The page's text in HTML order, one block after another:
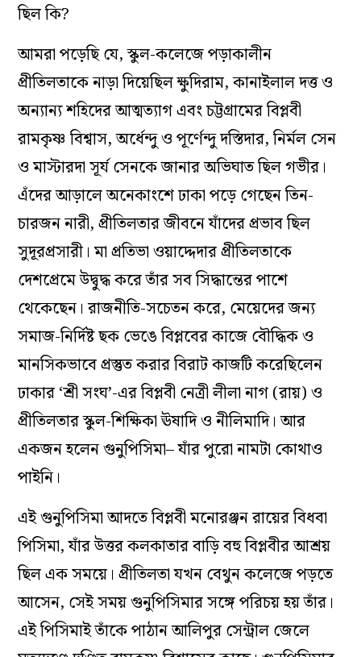
ছিল কি?
আমরা পড়েছি যে, স্কুল-কলেজে পড়াকালীন
প্রীতিলতাকে নাড়া দিয়েছিল ক্ষুদিরাম, কানাইলাল দত্ত ও
অন্যান্য শহিদের আত্মত্যাগ এবং চট্টগ্রামের বিপ্লবী
রামকৃষ্ণ বিশ্বাস, অর্ধেন্দু ও পূর্ণেন্দু দস্তিদার, নির্মল সেন
ও মাস্টারদা সূর্য সেনকে জানার অভিঘাত ছিল গভীর।
এঁদের আড়ালে অনেকাংশে ঢাকা পড়ে গেছেন তিন-
চারজন নারী, প্রীতিলতার জীবনে যাঁদের প্রভাব ছিল
সুদূরপ্রসারী। মা প্রতিভা ওয়াদ্দেদার প্রীতিলতাকে
দেশপ্রেমে উদ্বুদ্ধ করে তাঁর সব সিদ্ধান্তের পাশে
থেকেছেন। রাজনীতি-সচেতন করে, মেয়েদের জন্য
সমাজ-নির্দিষ্ট ছক ভেঙে বিপ্লবের কাজে বৌদ্ধিক ও
মানসিকভাবে প্রস্তুত করার বিরাট কাজটি করেছিলেন
ঢাকার ‘শ্রী সংঘ’-এর বিপ্লবী নেত্রী লীলা নাগ (রায়) ও
প্রীতিলতার স্কুল-শিক্ষিকা ঊষাদি ও নীলিমাদি। আর
একজন হলেন গুনুপিসিমা– যাঁর পুরো নামটা কোথাও
পাইনি।
এই গুনুপিসিমা আদতে বিপ্লবী মনোরঞ্জন রায়ের বিধবা
পিসিমা, যাঁর উত্তর কলকাতার বাড়ি বহু বিপ্লবীর আশ্রয়
ছিল এক সময়ে। প্রীতিলতা যখন বেথুন কলেজে পড়তে
আসেন, সেই সময় গুনুপিসিমার সঙ্গে পরিচয় হয় তাঁর।
এই পিসিমাই তাঁকে পাঠান আলিপুর সেন্ট্রাল জেলে